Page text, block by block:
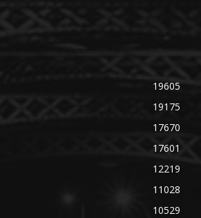
19605
19175
17670
17601
12219
11028
10529